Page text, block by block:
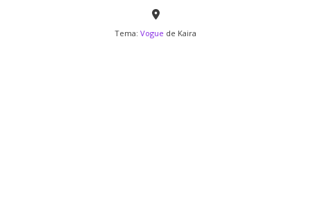
Tema: Vogue de Kaira